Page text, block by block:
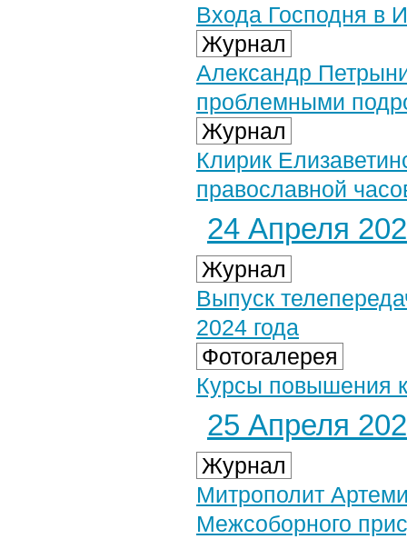
Входа Господня в
Журнал
Александр
проблемными
Журнал
Клирик
православной
24 Апреля
Журнал
Выпуск
2024 года
Фотогалерея
Курсы повышения
25 Апреля
Журнал
Митрополит
Межсоборного